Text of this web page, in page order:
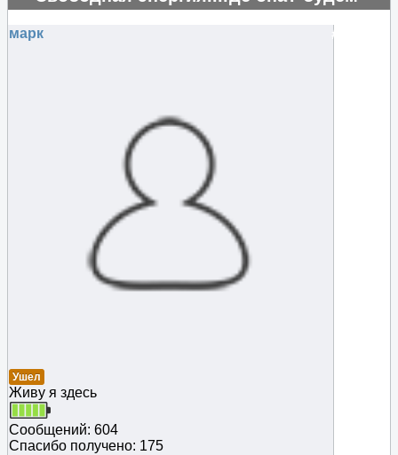
искать..
#125647
марк
Ушел
Живу я здесь
Сообщений: 604
Спасибо получено: 175